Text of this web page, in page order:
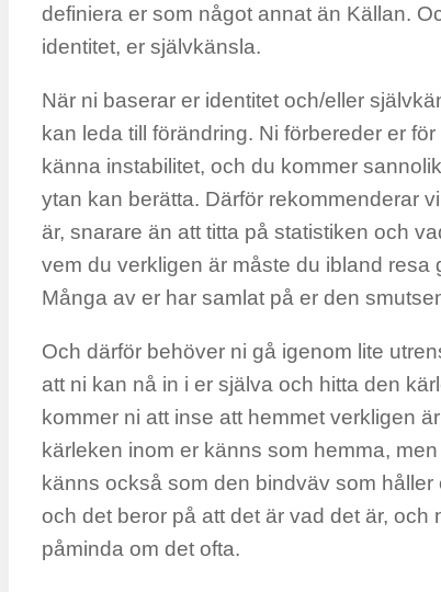
definiera er som något annat än Källan.
identitet, er självkänsla.
När ni baserar er identitet och/eller
kan leda till förändring. Ni förbereder er
känna instabilitet, och du kommer
ytan kan berätta. Därför rekommenderar
är, snarare än att titta på statistiken och
vem du verkligen är måste du ibland resa
Många av er har samlat på er den
Och därför behöver ni gå igenom lite
att ni kan nå in i er själva och hitta den
kommer ni att inse att hemmet verkligen
kärleken inom er känns som hemma,
känns också som den bindväv som
och det beror på att det är vad det är, och
påminda om det ofta.